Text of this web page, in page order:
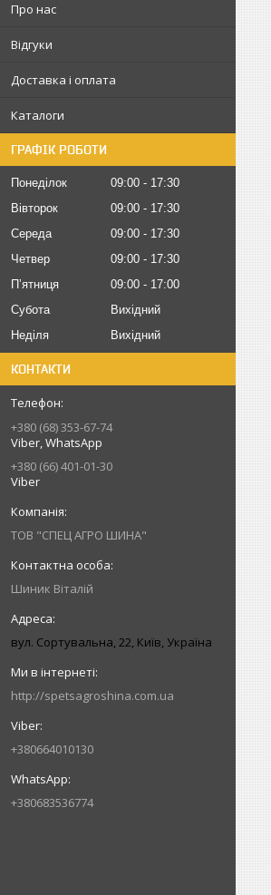
Про нас
Відгуки
Доставка і оплата
Каталоги
ГРАФІК РОБОТИ
Понеділок 09:00
17:30
Вівторок
09:00
17:30
Середа
09:00
17:30
Четвер
09:00
17:30
Пʼятниця
09:00
17:00
Субота
Вихідний
Неділя
Вихідний
КОНТАКТИ
+380 (68) 353-67-74
Viber, WhatsApp
+380 (66) 401-01-30
Viber
ТОВ "СПЕЦ АГРО ШИНА"
Шиник Віталій
вул. Сортувальна, 22, Київ, Україна
http://spetsagroshina.com.ua
+380664010130
+380683536774